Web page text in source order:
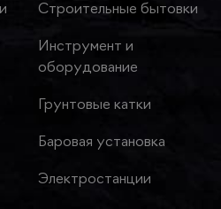
Строительные бытовки
Инструмент и
оборудование
Грунтовые катки
Баровая установка
Электростанции